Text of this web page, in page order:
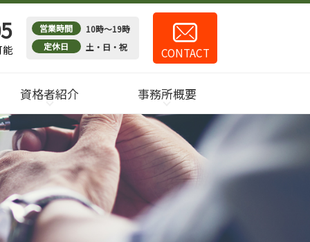
能
営業時間
10時～19時
定休日
土・日・祝 CONTACT
資格者紹介 事務所概要